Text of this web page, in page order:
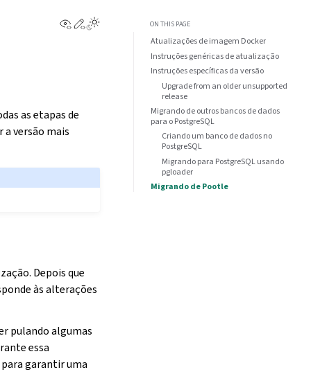
View this page
Edit this page
as etapas de
versão mais
Depois que
às alterações
pulando algumas
essa
garantir uma
ON THIS PAGE
Atualizações de imagem Docker
Instruções genéricas de atualização
Instruções específicas da versão
Upgrade from an older unsupported
release
Migrando de outros bancos de dados
para o PostgreSQL
Criando um banco de dados no
PostgreSQL
Migrando para PostgreSQL usando
pgloader
Migrando de Pootle